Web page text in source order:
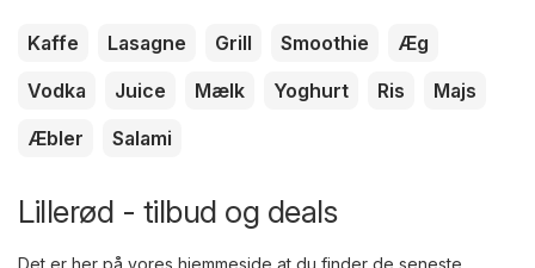
Kaffe Lasagne Grill Smoothie
Æg
Vodka
Juice Mælk Yoghurt Ris
Majs
Æbler
Salami
Lillerød - tilbud og deals
Det er her på vores hjemmeside at du finder de seneste